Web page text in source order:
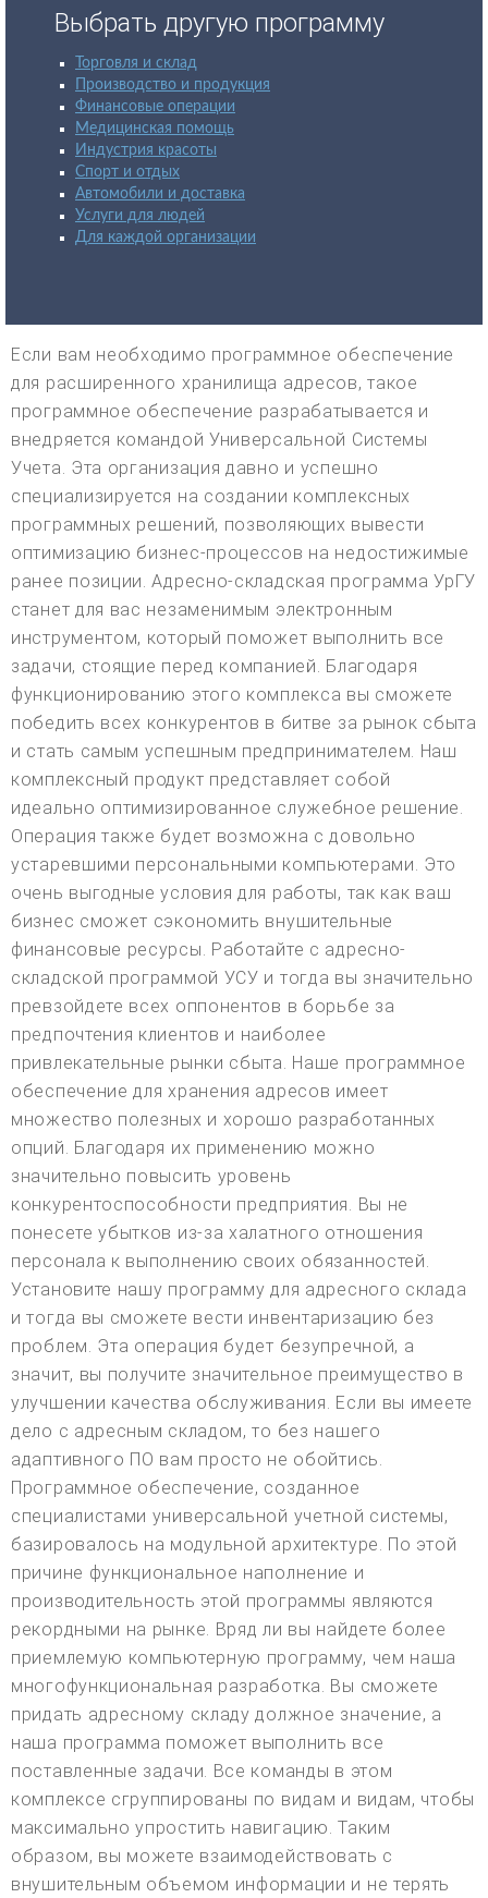
Выбрать другую программу
Торговля и склад
Производство и продукция
Финансовые операции
Медицинская помощь
Индустрия красоты
Спорт и отдых
Автомобили и доставка
Услуги для людей
Для каждой организации
Если вам необходимо программное обеспечение
для расширенного хранилища адресов, такое
программное обеспечение разрабатывается и
внедряется командой Универсальной Системы
Учета. Эта организация давно и успешно
специализируется на создании комплексных
программных решений, позволяющих вывести
оптимизацию бизнес-процессов на недостижимые
ранее позиции. Адресно-складская программа УрГУ
станет для вас незаменимым электронным
инструментом, который поможет выполнить все
задачи, стоящие перед компанией. Благодаря
функционированию этого комплекса вы сможете
победить всех конкурентов в битве за рынок сбыта
и стать самым успешным предпринимателем. Наш
комплексный продукт представляет собой
идеально оптимизированное служебное решение.
Операция также будет возможна с довольно
устаревшими персональными компьютерами. Это
очень выгодные условия для работы, так как ваш
бизнес сможет сэкономить внушительные
финансовые ресурсы. Работайте с адресно-
складской программой УСУ и тогда вы значительно
превзойдете всех оппонентов в борьбе за
предпочтения клиентов и наиболее
привлекательные рынки сбыта. Наше программное
обеспечение для хранения адресов имеет
множество полезных и хорошо разработанных
опций. Благодаря их применению можно
значительно повысить уровень
конкурентоспособности предприятия. Вы не
понесете убытков из-за халатного отношения
персонала к выполнению своих обязанностей.
Установите нашу программу для адресного склада
и тогда вы сможете вести инвентаризацию без
проблем. Эта операция будет безупречной, а
значит, вы получите значительное преимущество в
улучшении качества обслуживания. Если вы имеете
дело с адресным складом, то без нашего
адаптивного ПО вам просто не обойтись.
Программное обеспечение, созданное
специалистами универсальной учетной системы,
базировалось на модульной архитектуре. По этой
причине функциональное наполнение и
производительность этой программы являются
рекордными на рынке. Вряд ли вы найдете более
приемлемую компьютерную программу, чем наша
многофункциональная разработка. Вы сможете
придать адресному складу должное значение, а
наша программа поможет выполнить все
поставленные задачи. Все команды в этом
комплексе сгруппированы по видам и видам, чтобы
максимально упростить навигацию. Таким
образом, вы можете взаимодействовать с
внушительным объемом информации и не терять